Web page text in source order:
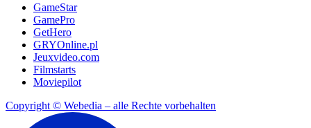
GameStar
GamePro
GetHero
GRYOnline.pl
Jeuxvideo.com
Filmstarts
Moviepilot
Copyright © Webedia – alle Rechte vorbehalten